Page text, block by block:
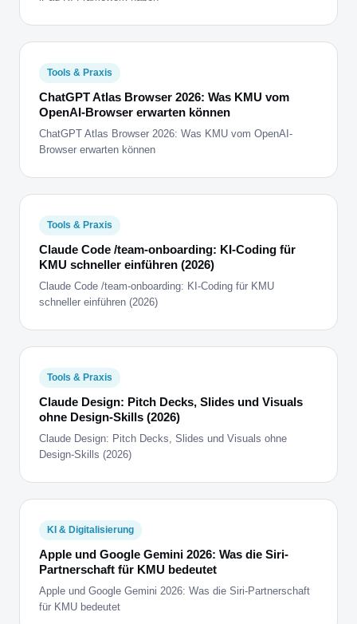
Tools & Praxis
ChatGPT Atlas Browser 2026: Was KMU vom
OpenAI-Browser erwarten können
ChatGPT Atlas Browser 2026: Was KMU vom OpenAI-
Browser erwarten können
Tools & Praxis
Claude Code /team-onboarding: KI-Coding für
KMU schneller einführen (2026)
Claude Code /team-onboarding: KI-Coding für KMU
schneller einführen (2026)
Tools & Praxis
Claude Design: Pitch Decks, Slides und Visuals
ohne Design-Skills (2026)
Claude Design: Pitch Decks, Slides und Visuals ohne
Design-Skills (2026)
KI & Digitalisierung
Apple und Google Gemini 2026: Was die Siri-
Partnerschaft für KMU bedeutet
Apple und Google Gemini 2026: Was die Siri-Partnerschaft
für KMU bedeutet